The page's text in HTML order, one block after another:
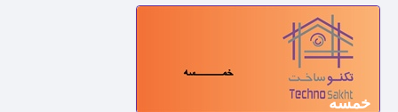
خمسه